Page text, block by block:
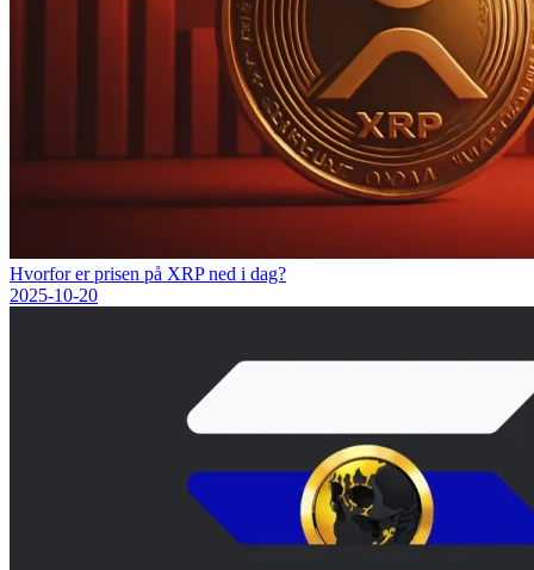
Hvorfor er prisen på XRP ned i dag?
2025-10-20